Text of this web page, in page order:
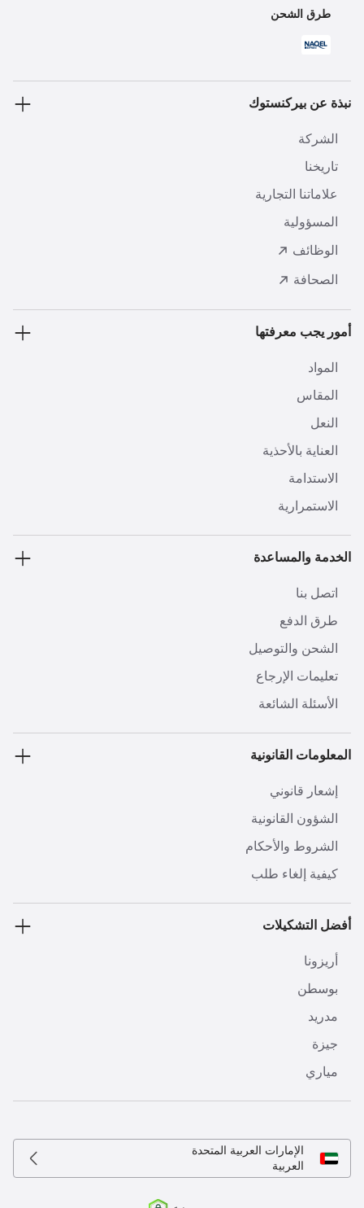
طرق الشحن
نبذة عن بيركنستوك
الشركة
تاريخنا
علاماتنا التجارية
المسؤولية
الوظائف
الصحافة
أمور يجب معرفتها
المواد
المقاس
النعل
العناية بالأحذية
الاستدامة
الاستمرارية
الخدمة والمساعدة
اتصل بنا
طرق الدفع
الشحن والتوصيل
تعليمات الإرجاع
الأسئلة الشائعة
المعلومات القانونية
إشعار قانوني
الشؤون القانونية
الشروط والأحكام
كيفية إلغاء طلب
أفضل التشكيلات
أريزونا
بوسطن
مدريد
جيزة
مياري
الإمارات العربية المتحدة
العربية